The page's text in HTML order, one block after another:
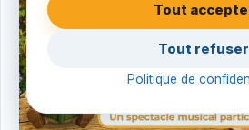
Tout
Tout refuser
Politique de